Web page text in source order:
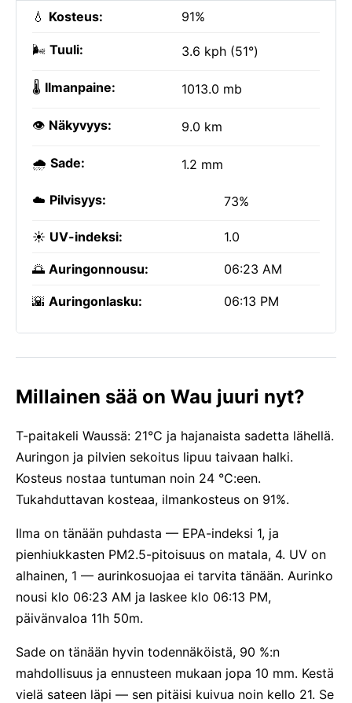
💧 Kosteus: 91%
🌬️ Tuuli: 3.6 kph (51°)
🌡️ Ilmanpaine: 1013.0 mb
👁️ Näkyvyys: 9.0 km
🌧️ Sade: 1.2 mm
☁️ Pilvisyys: 73%
☀️ UV-indeksi: 1.0
🌅 Auringonnousu: 06:23 AM
🌇 Auringonlasku: 06:13 PM
Millainen sää on Wau juuri nyt?
T-paitakeli Waussä: 21°C ja hajanaista sadetta lähellä.
Auringon ja pilvien sekoitus lipuu taivaan halki.
Kosteus nostaa tuntuman noin 24 °C:een.
Tukahduttavan kosteaa, ilmankosteus on 91%.
Ilma on tänään puhdasta — EPA-indeksi 1, ja
pienhiukkasten PM2.5-pitoisuus on matala, 4. UV on
alhainen, 1 — aurinkosuojaa ei tarvita tänään. Aurinko
nousi klo 06:23 AM ja laskee klo 06:13 PM,
päivänvaloa 11h 50m.
Sade on tänään hyvin todennäköistä, 90 %:n
mahdollisuus ja ennusteen mukaan jopa 10 mm. Kestä
vielä sateen läpi — sen pitäisi kuivua noin kello 21. Se